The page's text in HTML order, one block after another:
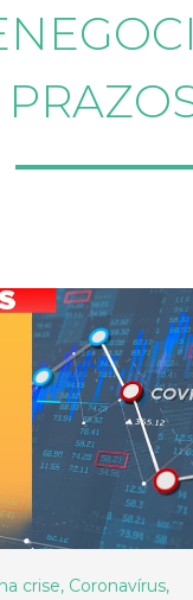
crise, Coronavírus,